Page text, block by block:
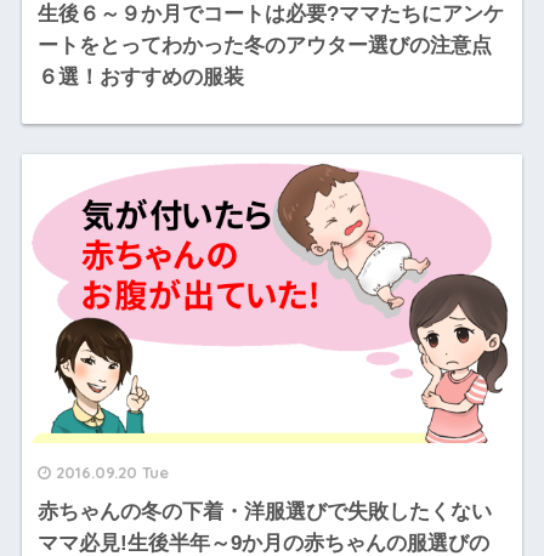
生後６～９か月でコートは必要?ママたちにアンケ
ートをとってわかった冬のアウター選びの注意点
６選！おすすめの服装
2016.09.20 Tue
赤ちゃんの冬の下着・洋服選びで失敗したくない
ママ必見!生後半年～9か月の赤ちゃんの服選びの